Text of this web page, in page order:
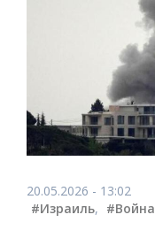
20.05.2026 - 13:02
#Израиль, #Война